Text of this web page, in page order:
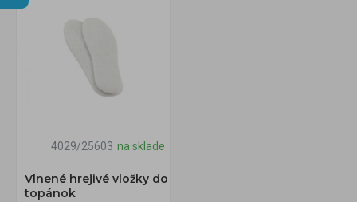
4029/25603 na sklade
Vlnené hrejivé vložky do
topánok